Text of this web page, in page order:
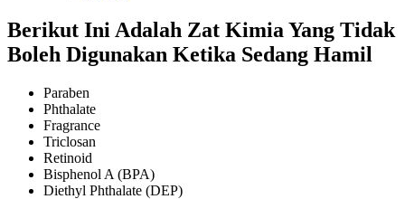
Berikut Ini Adalah Zat Kimia Yang Tidak
Boleh Digunakan Ketika Sedang Hamil
Paraben
Phthalate
Fragrance
Triclosan
Retinoid
Bisphenol A (BPA)
Diethyl Phthalate (DEP)